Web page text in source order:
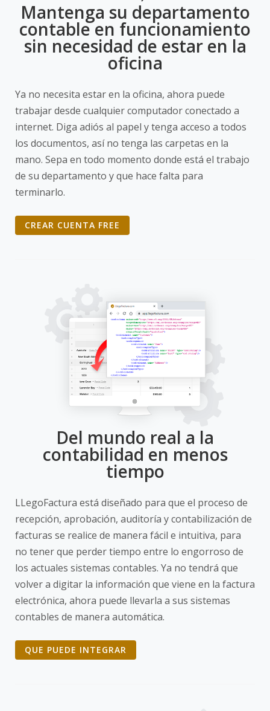
Mantenga su departamento
contable en funcionamiento
sin necesidad de estar en la
oficina
Ya no necesita estar en la oficina, ahora puede
trabajar desde cualquier computador conectado a
internet. Diga adiós al papel y tenga acceso a todos
los documentos, así no tenga las carpetas en la
mano. Sepa en todo momento donde está el trabajo
de su departamento y que hace falta para
terminarlo.
CREAR CUENTA FREE
Del mundo real a la
contabilidad en menos
tiempo
LLegoFactura está diseñado para que el proceso de
recepción, aprobación, auditoría y contabilización de
facturas se realice de manera fácil e intuitiva, para
no tener que perder tiempo entre lo engorroso de
los actuales sistemas contables. Ya no tendrá que
volver a digitar la información que viene en la factura
electrónica, ahora puede llevarla a sus sistemas
contables de manera automática.
QUE PUEDE INTEGRAR